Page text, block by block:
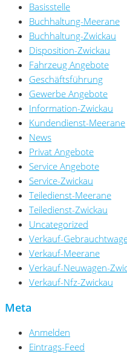
Basisstelle
Buchhaltung-Meerane
Buchhaltung-Zwickau
Disposition-Zwickau
Fahrzeug Angebote
Geschäftsführung
Gewerbe Angebote
Information-Zwickau
Kundendienst-Meerane
News
Privat Angebote
Service Angebote
Service-Zwickau
Teiledienst-Meerane
Teiledienst-Zwickau
Uncategorized
Verkauf-
Verkauf-Meerane
Verkauf-Neuwagen-
Verkauf-Nfz-Zwickau
Meta
Anmelden
Eintrags-Feed